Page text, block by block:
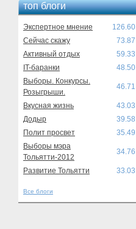
топ блоги
Экспертное мнение
126.60
Сейчас скажу
73.87
Активный отдых
59.33
IT-баранки
48.50
Выборы. Конкурсы.
Розыгрыши.
46.71
Вкусная жизнь
43.03
Додыр
39.58
Полит просвет
35.49
Выборы мэра
Тольятти-2012
34.76
Развитие Тольятти 33.03
Все блоги